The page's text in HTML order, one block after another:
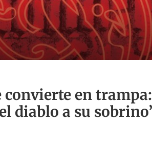
convierte en
diablo a su